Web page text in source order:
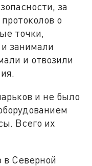
за
о
точки,
занимали
и отвозили
и не было
Всего их
в Северной